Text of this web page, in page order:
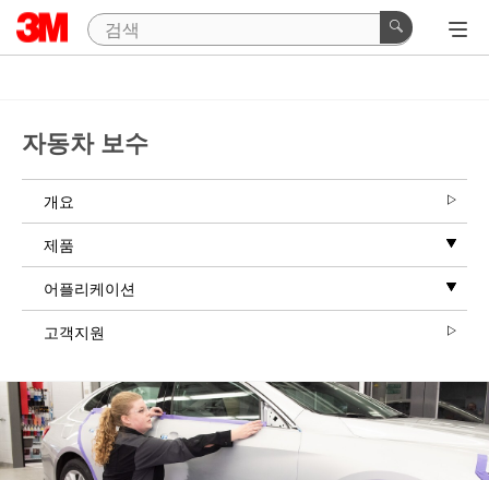
자동차 보수
개요
제품
어플리케이션
고객지원